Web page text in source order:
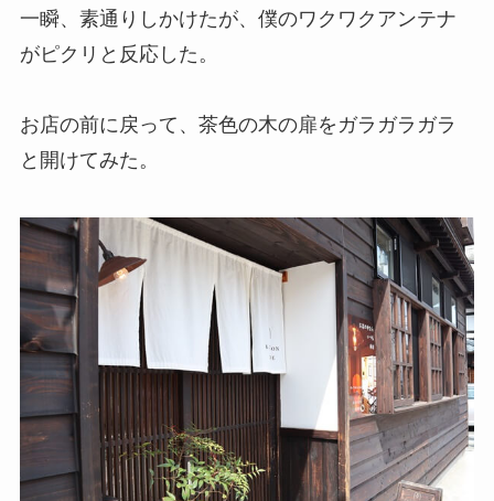
一瞬、素通りしかけたが、僕のワクワクアンテナ
がピクリと反応した。
お店の前に戻って、茶色の木の扉をガラガラガラ
と開けてみた。